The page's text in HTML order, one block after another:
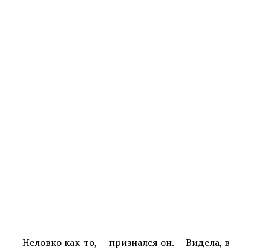
— Неловко как-то, — признался он. — Видела, в